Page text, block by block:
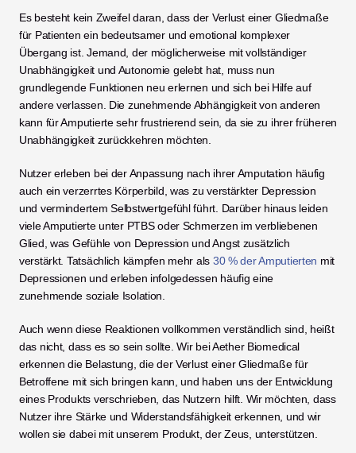
Es besteht kein Zweifel daran, dass der Verlust einer Gliedmaße
für Patienten ein bedeutsamer und emotional komplexer
Übergang ist. Jemand, der möglicherweise mit vollständiger
Unabhängigkeit und Autonomie gelebt hat, muss nun
grundlegende Funktionen neu erlernen und sich bei Hilfe auf
andere verlassen. Die zunehmende Abhängigkeit von anderen
kann für Amputierte sehr frustrierend sein, da sie zu ihrer früheren
Unabhängigkeit zurückkehren möchten.
Nutzer erleben bei der Anpassung nach ihrer Amputation häufig
auch ein verzerrtes Körperbild, was zu verstärkter Depression
und vermindertem Selbstwertgefühl führt. Darüber hinaus leiden
viele Amputierte unter PTBS oder Schmerzen im verbliebenen
Glied, was Gefühle von Depression und Angst zusätzlich
verstärkt. Tatsächlich kämpfen mehr als 30 % der Amputierten mit
Depressionen und erleben infolgedessen häufig eine
zunehmende soziale Isolation.
Auch wenn diese Reaktionen vollkommen verständlich sind, heißt
das nicht, dass es so sein sollte. Wir bei Aether Biomedical
erkennen die Belastung, die der Verlust einer Gliedmaße für
Betroffene mit sich bringen kann, und haben uns der Entwicklung
eines Produkts verschrieben, das Nutzern hilft. Wir möchten, dass
Nutzer ihre Stärke und Widerstandsfähigkeit erkennen, und wir
wollen sie dabei mit unserem Produkt, der Zeus, unterstützen.